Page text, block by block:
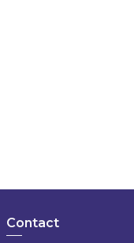
Contact